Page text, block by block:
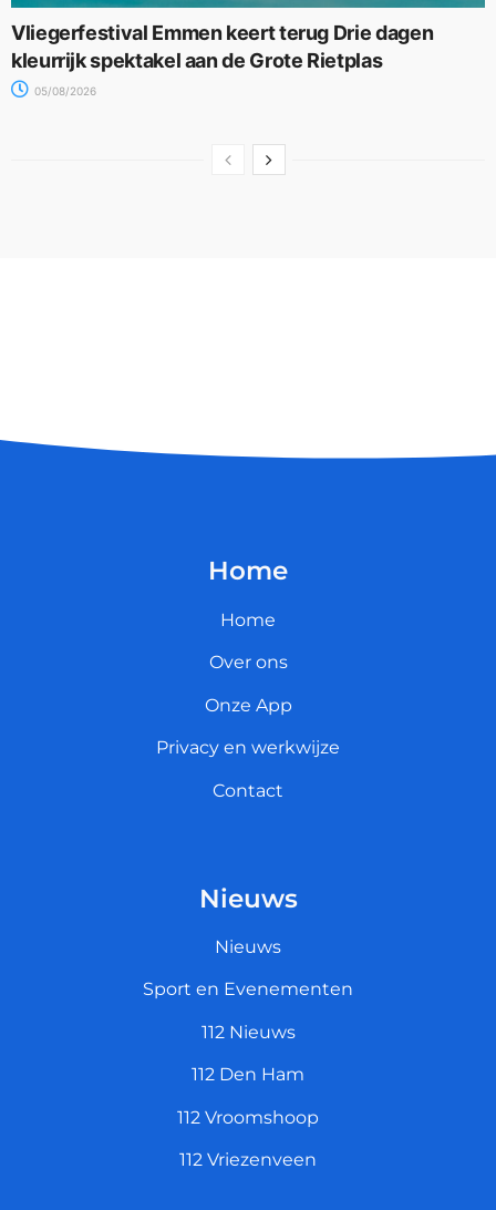
Vliegerfestival Emmen keert terug Drie dagen
kleurrijk spektakel aan de Grote Rietplas
05/08/2026
Home
Home
Over ons
Onze App
Privacy en werkwijze
Contact
Nieuws
Nieuws
Sport en Evenementen
112 Nieuws
112 Den Ham
112 Vroomshoop
112 Vriezenveen